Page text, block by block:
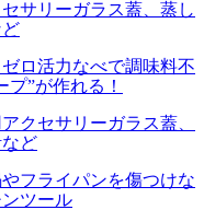
サリーガラス蓋、蒸し
ゼロ活力なべで調味料不
”が作れる！
クセサリーガラス蓋、
ど
フライパンを傷つけな
ツール